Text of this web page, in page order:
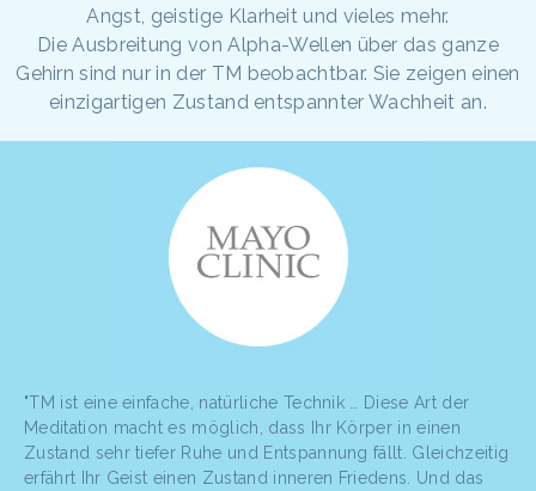
Angst, geistige Klarheit und vieles mehr.
Die Ausbreitung von Alpha-Wellen über das ganze
Gehirn sind nur in der TM beobachtbar. Sie zeigen einen
einzigartigen Zustand entspannter Wachheit an.
"TM ist eine einfache, natürliche Technik … Diese Art der
Meditation macht es möglich, dass Ihr Körper in einen
Zustand sehr tiefer Ruhe und Entspannung fällt. Gleichzeitig
erfährt Ihr Geist einen Zustand inneren Friedens. Und das